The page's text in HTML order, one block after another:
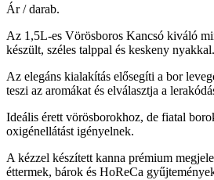
Ár / darab.
Az 1,5L-es Vörösboros Kancsó kiváló
készült, széles talppal és keskeny nyakkal.
Az elegáns kialakítás elősegíti a bor
teszi az aromákat és elválasztja a
Ideális érett vörösborokhoz, de fiatal
oxigénellátást igényelnek.
A kézzel készített kanna prémium
éttermek, bárok és HoReCa